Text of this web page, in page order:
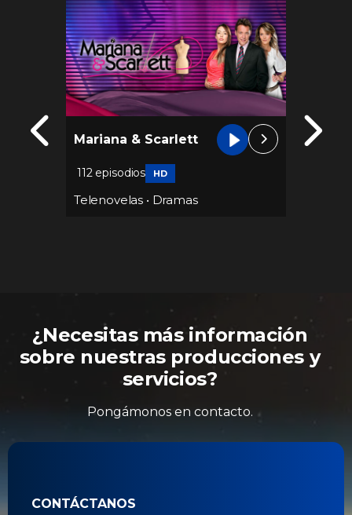
Mariana & Scarlett
112 episodios HD
Telenovelas • Dramas
La
¿Necesitas más información
sobre nuestras producciones y
servicios?
Pongámonos en contacto.
CONTÁCTANOS